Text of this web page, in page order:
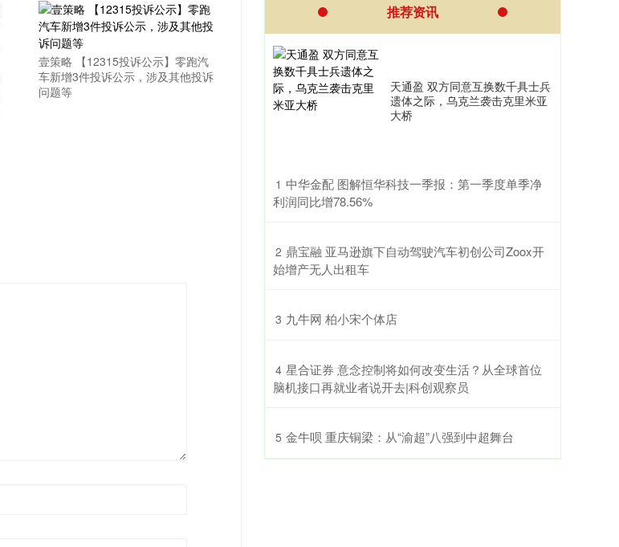
壹策略 【12315投诉公示】零跑汽
车新增3件投诉公示，涉及其他投诉
问题等
推荐资讯
天通盈 双方同意互换数千具士兵
遗体之际，乌克兰袭击克里米亚
大桥
1 ​中华金配 图解恒华科技一季报：第一季度单季净
利润同比增78.56%
2 ​鼎宝融 亚马逊旗下自动驾驶汽车初创公司Zoox开
始增产无人出租车
3 ​九牛网 柏小宋个体店
4 ​星合证券 意念控制将如何改变生活？从全球首位
脑机接口再就业者说开去|科创观察员
5 ​金牛呗 重庆铜梁：从“渝超”八强到中超舞台